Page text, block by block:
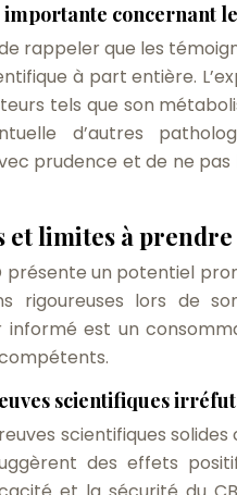
concernant
rappeler que les
à part entière.
tels que son
d’autres
prudence et de ne
et limites à prendre
présente un potentiel
rigoureuses lors de
informé est un
scientifiques
scientifiques
des effets